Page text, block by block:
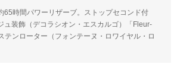
65時間パワーリザーブ。ストップセコンド付
ュ装飾（デコラシオン・エスカルゴ）「Fleur-
テンローター（フォンテーヌ・ロワイヤル・ロ